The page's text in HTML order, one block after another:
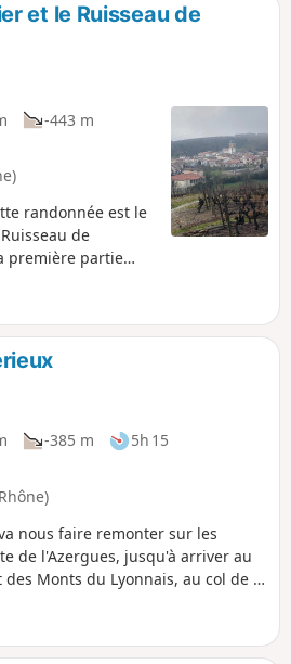
et le Ruisseau de
-443 m
randonnée est le
de
première partie
la vallée du
La chanson d'Yves
vous quittera plus
ponts de bois
Circuit peu
d'extension vers le
-385 m
5h 15
nous faire remonter sur les
de l'Azergues, jusqu'à arriver au
Monts du Lyonnais, au col de la